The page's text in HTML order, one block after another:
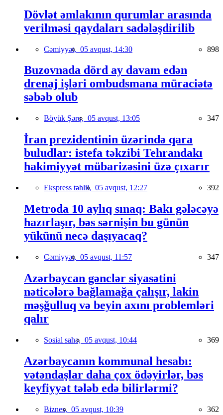
Dövlət əmlakının qurumlar arasında
verilməsi qaydaları sadələşdirilib
Cəmiyyət, 05 avqust, 14:30 898
Buzovnada dörd ay davam edən
drenaj işləri ombudsmana müraciətə
səbəb olub
Böyük Şərq, 05 avqust, 13:05 347
İran prezidentinin üzərində qara
buludlar: istefa təkzibi Tehrandakı
hakimiyyət mübarizəsini üzə çıxarır
Ekspress təhlil, 05 avqust, 12:27 392
Metroda 10 aylıq sınaq: Bakı gələcəyə
hazırlaşır, bəs sərnişin bu günün
yükünü necə daşıyacaq?
Cəmiyyət, 05 avqust, 11:57 347
Azərbaycan gənclər siyasətini
nəticələrə bağlamağa çalışır, lakin
məşğulluq və beyin axını problemləri
qalır
Sosial sahə, 05 avqust, 10:44 369
Azərbaycanın kommunal hesabı:
vətəndaşlar daha çox ödəyirlər, bəs
keyfiyyət tələb edə bilirlərmi?
Biznes, 05 avqust, 10:39 362